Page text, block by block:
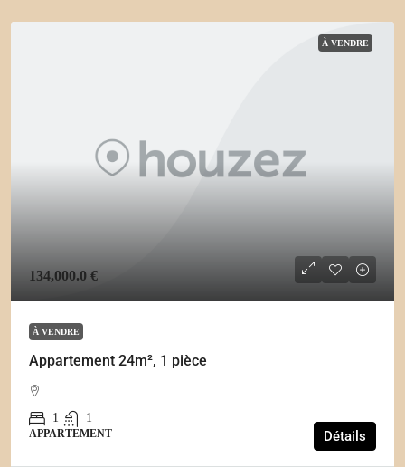
À VENDRE
134,000.0 €
À VENDRE
Appartement 24m², 1 pièce
1 1
APPARTEMENT Détails